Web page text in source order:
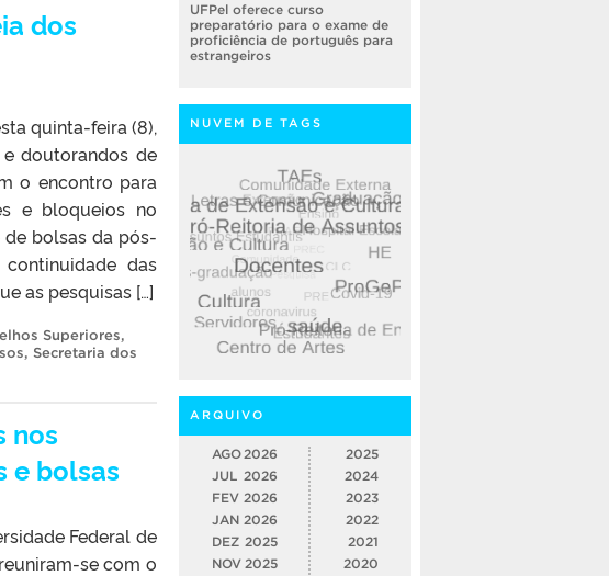
dos
quinta-feira (8),
e doutorandos de
o encontro para
e bloqueios no
bolsas da pós-
das
as pesquisas […]
Superiores,
, Secretaria dos
nos
e bolsas
Federal de
se com o
UFPel oferece curso
preparatório para o exame de
proficiência de português para
estrangeiros
NUVEM DE TAGS
ARQUIVO
AGO 2026
JUL 2026
FEV 2026
JAN 2026
DEZ 2025
NOV 2025
2025
2024
2023
2022
2021
2020